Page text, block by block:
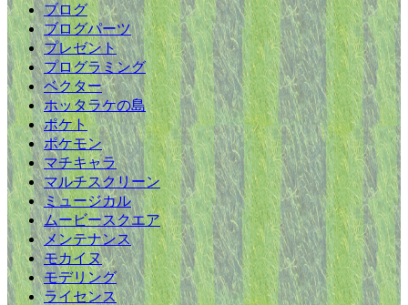
ブログ
ブログパーツ
プレゼント
プログラミング
ベクター
ホッタラケの島
ポケト
ポケモン
マチキャラ
マルチスクリーン
ミュージカル
ムービースクエア
メンテナンス
モカイヌ
モデリング
ライセンス